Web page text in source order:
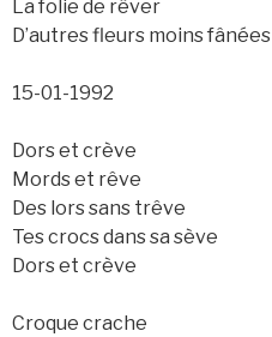
La folie de rêver
D’autres fleurs moins fânées
15-01-1992
Dors et crève
Mords et rêve
Des lors sans trêve
Tes crocs dans sa sève
Dors et crève
Croque crache